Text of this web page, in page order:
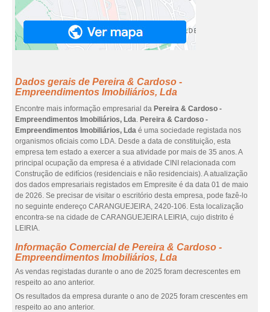
Dados gerais de Pereira & Cardoso -
Empreendimentos Imobiliários, Lda
Encontre mais informação empresarial da Pereira & Cardoso -
Empreendimentos Imobiliários, Lda. Pereira & Cardoso -
Empreendimentos Imobiliários, Lda é uma sociedade registada nos
organismos oficiais como LDA. Desde a data de constituição, esta
empresa tem estado a exercer a sua atividade por mais de 35 anos. A
principal ocupação da empresa é a atividade CINI relacionada com
Construção de edifícios (residenciais e não residenciais). A atualização
dos dados empresariais registados em Empresite é da data 01 de maio
de 2026. Se precisar de visitar o escritório desta empresa, pode fazê-lo
no seguinte endereço CARANGUEJEIRA, 2420-106. Esta localização
encontra-se na cidade de CARANGUEJEIRA LEIRIA, cujo distrito é
LEIRIA.
Informação Comercial de Pereira & Cardoso -
Empreendimentos Imobiliários, Lda
As vendas registadas durante o ano de 2025 foram decrescentes em
respeito ao ano anterior.
Os resultados da empresa durante o ano de 2025 foram crescentes em
respeito ao ano anterior.